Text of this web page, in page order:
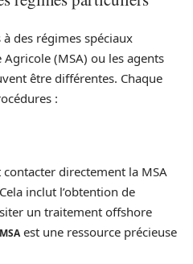
des régimes spéciaux
(MSA) ou les agents
être différentes. Chaque
:
directement la MSA
inclut l’obtention de
un traitement offshore
est une ressource précieuse